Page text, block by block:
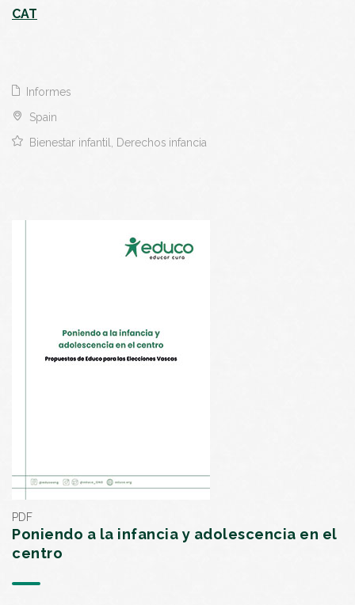
CAT
Informes
Spain
Bienestar infantil, Derechos infancia
PDF
Poniendo a la infancia y adolescencia en el
centro